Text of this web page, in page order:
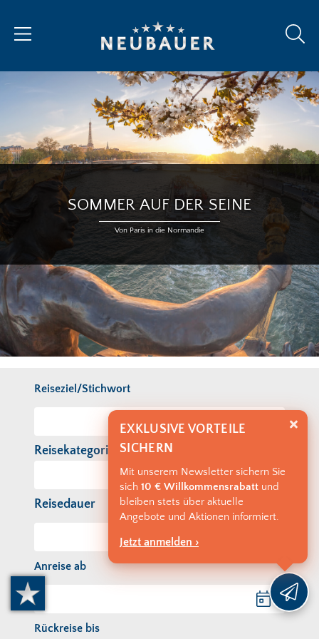
SOMMER AUF DER SEINE
Von Paris in die Normandie
Reiseziel/Stichwort
Reisekategorie
Reisedauer
Anreise ab
Rückreise bis
EXKLUSIVE VORTEILE
SICHERN
Mit unserem Newsletter sichern Sie
sich 10 € Willkommensrabatt und
bleiben stets über aktuelle
Angebote und Aktionen informiert.
Jetzt anmelden ›